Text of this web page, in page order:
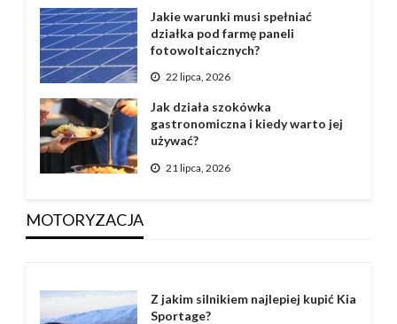
Jakie warunki musi spełniać
działka pod farmę paneli
fotowoltaicznych?
22 lipca, 2026
Jak działa szokówka
gastronomiczna i kiedy warto jej
używać?
21 lipca, 2026
MOTORYZACJA
Z jakim silnikiem najlepiej kupić Kia
Sportage?